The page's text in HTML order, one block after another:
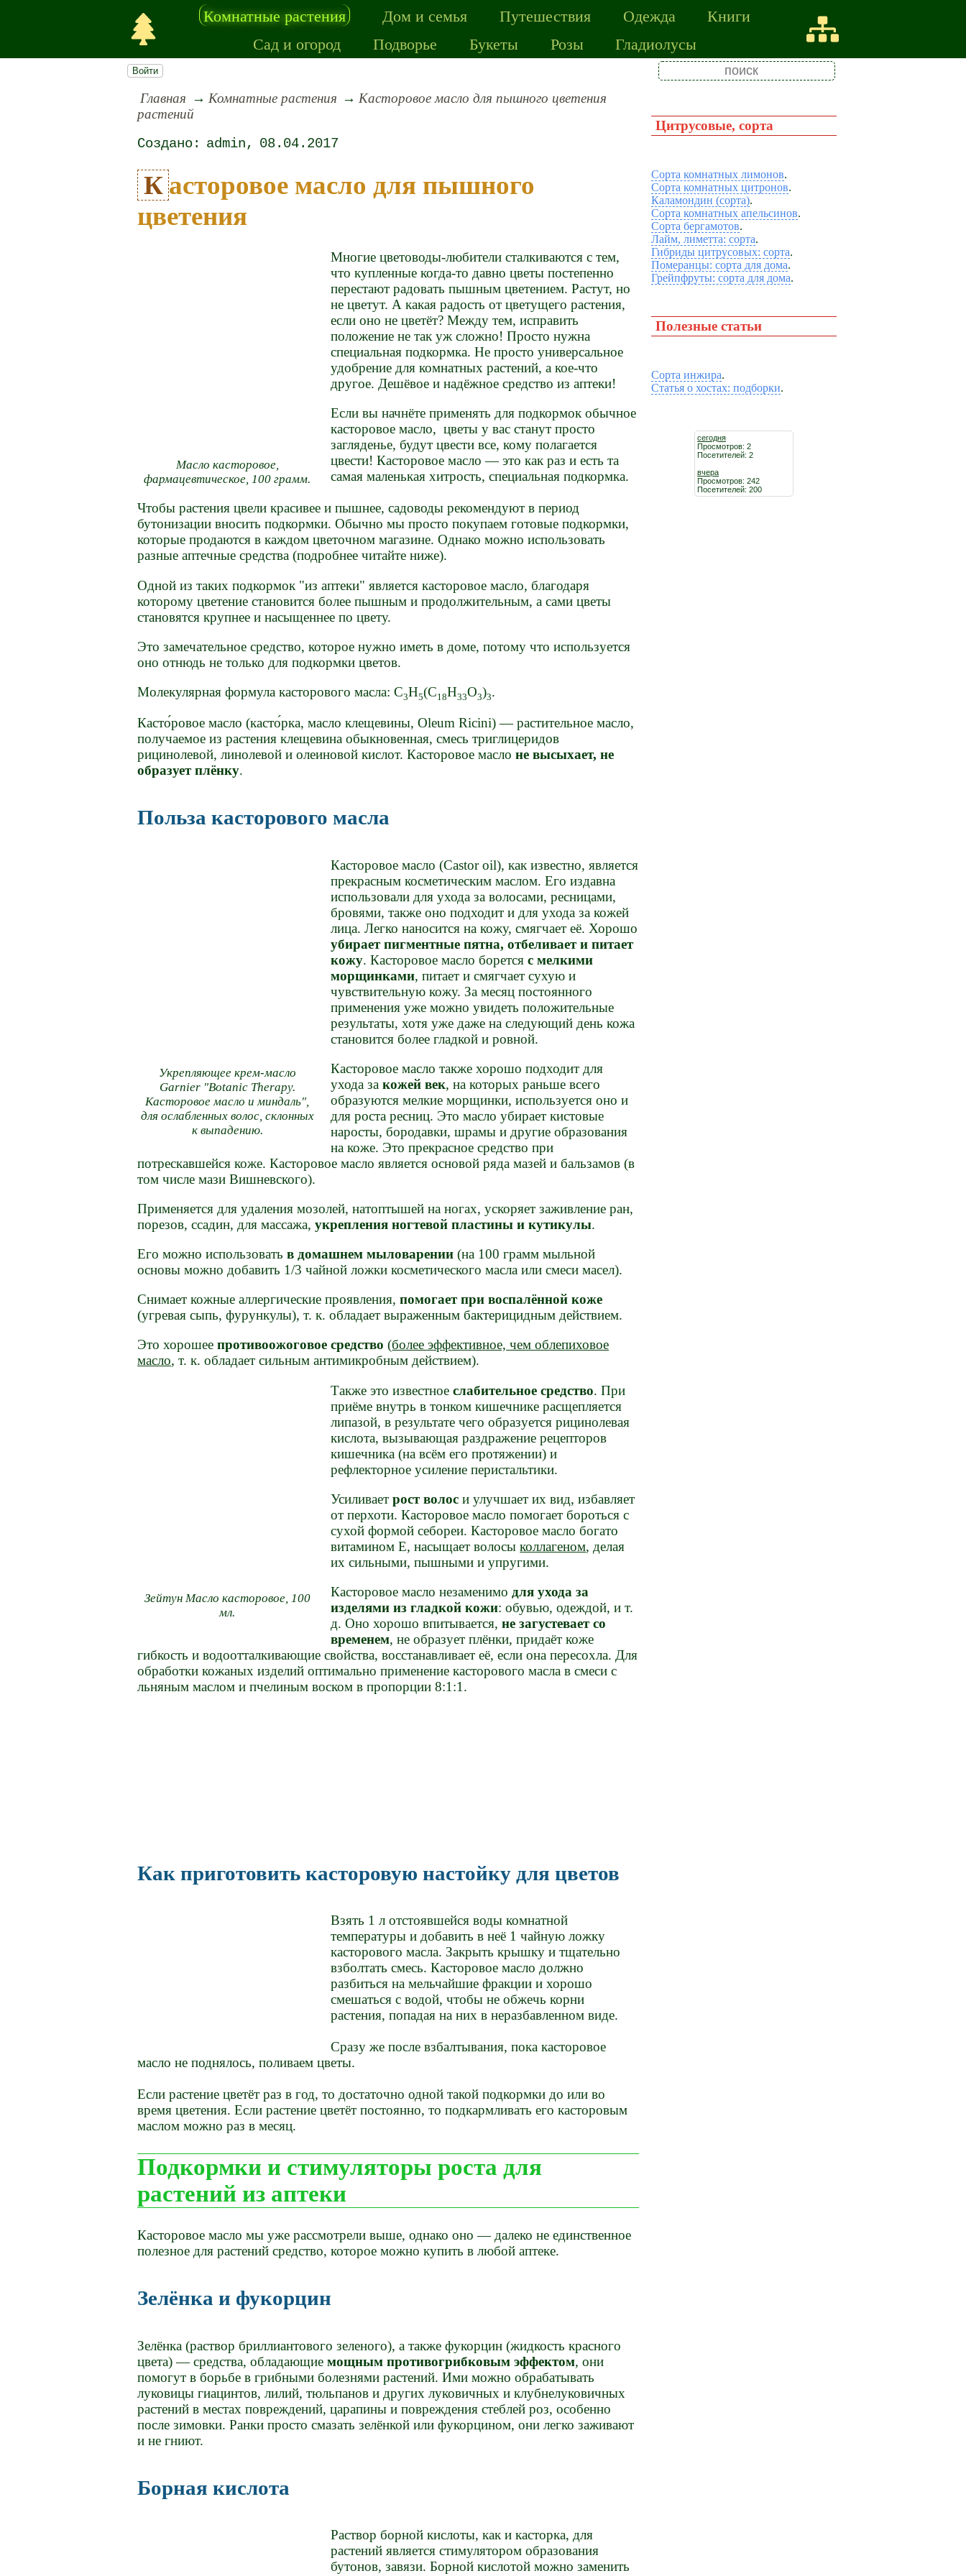
Комнатные растения Дом и семья Путешествия Одежда
Книги
Сад и огород
Подворье Букеты Розы Гладиолусы
Войти
Цитрусовые, сорта
Сорта комнатных лимонов.
Сорта комнатных цитронов.
Каламондин (сорта).
Сорта комнатных апельсинов.
Сорта бергамотов.
Лайм, лиметта: сорта.
Гибриды цитрусовых: сорта.
Померанцы: сорта для дома.
Грейпфруты: сорта для дома.
Полезные статьи
Сорта инжира.
Статья о хостах: подборки.
сегодня
Просмотров: 2
Посетителей: 2
вчера
Просмотров: 242
Посетителей: 200
Главная Комнатные растения
Касторовое масло для пышного цветения
растений
admin 08.04.2017
Касторовое масло для пышного
цветения
Масло касторовое,
фармацевтическое, 100 грамм.
Многие цветоводы-любители сталкиваются с тем,
что купленные когда-то давно цветы постепенно
перестают радовать пышным цветением. Растут, но
не цветут. А какая радость от цветущего растения,
если оно не цветёт? Между тем, исправить
положение не так уж сложно! Просто нужна
специальная подкормка. Не просто универсальное
удобрение для комнатных растений, а кое-что
другое. Дешёвое и надёжное средство из аптеки!
Если вы начнёте применять для подкормок обычное
касторовое масло, цветы у вас станут просто
загляденье, будут цвести все, кому полагается
цвести! Касторовое масло — это как раз и есть та
самая маленькая хитрость, специальная подкормка.
Чтобы растения цвели красивее и пышнее, садоводы рекомендуют в период
бутонизации вносить подкормки. Обычно мы просто покупаем готовые подкормки,
которые продаются в каждом цветочном магазине. Однако можно использовать
разные аптечные средства (подробнее читайте ниже).
Одной из таких подкормок "из аптеки" является касторовое масло, благодаря
которому цветение становится более пышным и продолжительным, а сами цветы
становятся крупнее и насыщеннее по цвету.
Это замечательное средство, которое нужно иметь в доме, потому что используется
оно отнюдь не только для подкормки цветов.
Молекулярная формула касторового масла: C3H5(C18H33O3)3.
Касто́ровое масло (касто́рка, масло клещевины, Оleum Ricini) — растительное масло,
получаемое из растения клещевина обыкновенная, смесь триглицеридов
рицинолевой, линолевой и олеиновой кислот. Касторовое маслоне высыхает, не
образует плёнку.
Польза касторового масла
Укрепляющее крем-масло
Garnier "Botanic Therapy.
Касторовое масло и миндаль",
для ослабленных волос, склонных
к выпадению.
Касторовое масло (Castor oil), как известно, является
прекрасным косметическим маслом. Его издавна
использовали для ухода за волосами, ресницами,
бровями, также оно подходит и для ухода за кожей
лица. Легко наносится на кожу, смягчает её. Хорошо
убирает пигментные пятна, отбеливает и питает
кожу. Касторовое масло боретсяс мелкими
морщинками, питает и смягчает сухую и
чувствительную кожу. За месяц постоянного
применения уже можно увидеть положительные
результаты, хотя уже даже на следующий день кожа
становится более гладкой и ровной.
Касторовое масло также хорошо подходит для
ухода закожей век, на которых раньше всего
образуются мелкие морщинки, используется оно и
для роста ресниц. Это масло убирает кистовые
наросты, бородавки, шрамы и другие образования
на коже. Это прекрасное средство при
потрескавшейся коже. Касторовое масло является основой ряда мазей и бальзамов (в
том числе мази Вишневского).
Применяется для удаления мозолей, натоптышей на ногах, ускоряет заживление ран,
порезов, ссадин, для массажа, укрепления ногтевой пластины и кутикулы.
Его можно использовать в домашнем мыловарении (на 100 грамм мыльной
основы можно добавить 1/3 чайной ложки косметического масла или смеси масел).
Снимает кожные аллергические проявления,помогает при воспалённой коже
(угревая сыпь, фурункулы), т. к. обладает выраженным бактерицидным действием.
Это хорошеепротивоожоговое средство (более эффективное, чем облепиховое
масло, т. к. обладает сильным антимикробным действием).
Зейтун Масло касторовое, 100
мл.
Также это известноеслабительное средство. При
приёме внутрь в тонком кишечнике расщепляется
липазой, в результате чего образуется рицинолевая
кислота, вызывающая раздражение рецепторов
кишечника (на всём его протяжении) и
рефлекторное усиление перистальтики.
Усиливаетрост волос и улучшает их вид, избавляет
от перхоти. Касторовое масло помогает бороться с
сухой формой себореи. Касторовое масло богато
витамином Е, насыщает волосыколлагеном, делая
их сильными, пышными и упругими.
Касторовое масло незаменимо для ухода за
изделями из гладкой кожи: обувью, одеждой, и т.
д. Оно хорошо впитывается,не загустевает со
временем, не образует плёнки, придаёт коже
гибкость и водоотталкивающие свойства, восстанавливает её, если она пересохла. Для
обработки кожаных изделий оптимально применение касторового масла в смеси с
льняным маслом и пчелиным воском в пропорции 8:1:1.
Как приготовить касторовую настойку для цветов
Взять 1 л отстоявшейся воды комнатной
температуры и добавить в неё 1 чайную ложку
касторового масла. Закрыть крышку и тщательно
взболтать смесь. Касторовое масло должно
разбиться на мельчайшие фракции и хорошо
смешаться с водой, чтобы не обжечь корни
растения, попадая на них в неразбавленном виде.
Сразу же после взбалтывания, пока касторовое
масло не поднялось, поливаем цветы.
Если растение цветёт раз в год, то достаточно одной такой подкормки до или во
время цветения. Если растение цветёт постоянно, то подкармливать его касторовым
маслом можно раз в месяц.
Подкормки и стимуляторы роста для
растений из аптеки
Касторовое масло мы уже рассмотрели выше, однако оно — далеко не единственное
полезное для растений средство, которое можно купить в любой аптеке.
Зелёнка и фукорцин
Зелёнка (раствор бриллиантового зеленого), а также фукорцин (жидкость красного
цвета) — средства, обладающиемощным противогрибковым эффектом, они
помогут в борьбе в грибными болезнями растений. Ими можно обрабатывать
луковицы гиацинтов, лилий, тюльпанов и других луковичных и клубнелуковичных
растений в местах повреждений, царапины и повреждения стеблей роз, особенно
после зимовки. Ранки просто смазать зелёнкой или фукорцином, они легко заживают
и не гниют.
Борная кислота
Раствор борной кислоты, как и касторка, для
растений является стимулятором образования
бутонов, завязи. Борной кислотой можно заменить